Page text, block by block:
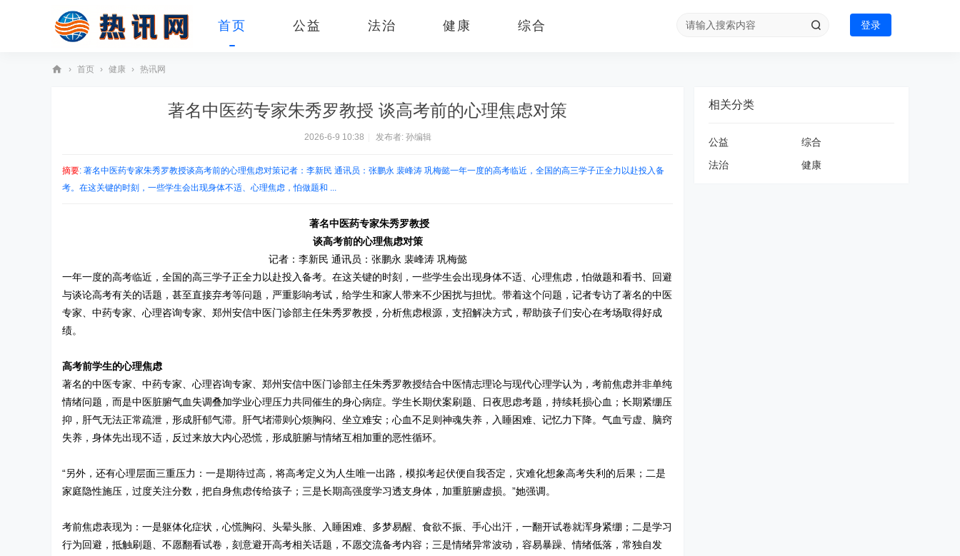
首页 公益 法治 健康 综合 登录
› 首页 › 健康 › 热讯网
著名中医药专家朱秀罗教授 谈高考前的心理焦虑对策
2026-6-9 10:38 发布者: 孙编辑
摘要: 著名中医药专家朱秀罗教授谈高考前的心理焦虑对策记者：李新民 通讯员：张鹏永 裴峰涛 巩梅懿一年一度的高考临近，全国的高三学子正全力以赴投入备
考。在这关键的时刻，一些学生会出现身体不适、心理焦虑，怕做题和 ...
著名中医药专家朱秀罗教授
谈高考前的心理焦虑对策
记者：李新民 通讯员：张鹏永 裴峰涛 巩梅懿
一年一度的高考临近，全国的高三学子正全力以赴投入备考。在这关键的时刻，一些学生会出现身体不适、心理焦虑，怕做题和看书、回避
与谈论高考有关的话题，甚至直接弃考等问题，严重影响考试，给学生和家人带来不少困扰与担忧。带着这个问题，记者专访了著名的中医
专家、中药专家、心理咨询专家、郑州安信中医门诊部主任朱秀罗教授，分析焦虑根源，支招解决方式，帮助孩子们安心在考场取得好成
绩。
高考前学生的心理焦虑
著名的中医专家、中药专家、心理咨询专家、郑州安信中医门诊部主任朱秀罗教授结合中医情志理论与现代心理学认为，考前焦虑并非单纯
情绪问题，而是中医脏腑气血失调叠加学业心理压力共同催生的身心病症。学生长期伏案刷题、日夜思虑考题，持续耗损心血；长期紧绷压
抑，肝气无法正常疏泄，形成肝郁气滞。肝气堵滞则心烦胸闷、坐立难安；心血不足则神魂失养，入睡困难、记忆力下降。气血亏虚、脑窍
失养，身体先出现不适，反过来放大内心恐慌，形成脏腑与情绪互相加重的恶性循环。
“另外，还有心理层面三重压力：一是期待过高，将高考定义为人生唯一出路，模拟考起伏便自我否定，灾难化想象高考失利的后果；二是
家庭隐性施压，过度关注分数，把自身焦虑传给孩子；三是长期高强度学习透支身体，加重脏腑虚损。”她强调。
考前焦虑表现为：一是躯体化症状，心慌胸闷、头晕头胀、入睡困难、多梦易醒、食欲不振、手心出汗，一翻开试卷就浑身紧绷；二是学习
行为回避，抵触刷题、不愿翻看试卷，刻意避开高考相关话题，不愿交流备考内容；三是情绪异常波动，容易暴躁、情绪低落，常独自发
相关分类
公益
综合
法治
健康